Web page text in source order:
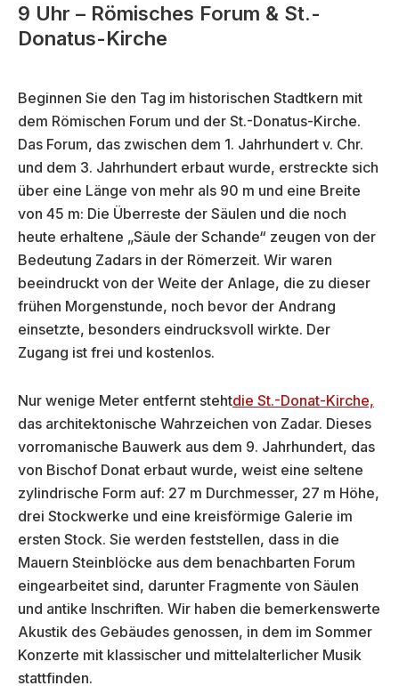
9 Uhr – Römisches Forum & St.-
Donatus-Kirche
Beginnen Sie den Tag im historischen Stadtkern mit
dem Römischen Forum und der St.-Donatus-Kirche.
Das Forum, das zwischen dem 1. Jahrhundert v. Chr.
und dem 3. Jahrhundert erbaut wurde, erstreckte sich
über eine Länge von mehr als 90 m und eine Breite
von 45 m: Die Überreste der Säulen und die noch
heute erhaltene „Säule der Schande“ zeugen von der
Bedeutung Zadars in der Römerzeit. Wir waren
beeindruckt von der Weite der Anlage, die zu dieser
frühen Morgenstunde, noch bevor der Andrang
einsetzte, besonders eindrucksvoll wirkte. Der
Zugang ist frei und kostenlos.
Nur wenige Meter entfernt stehtdie St.-Donat-Kirche,
das architektonische Wahrzeichen von Zadar. Dieses
vorromanische Bauwerk aus dem 9. Jahrhundert, das
von Bischof Donat erbaut wurde, weist eine seltene
zylindrische Form auf: 27 m Durchmesser, 27 m Höhe,
drei Stockwerke und eine kreisförmige Galerie im
ersten Stock. Sie werden feststellen, dass in die
Mauern Steinblöcke aus dem benachbarten Forum
eingearbeitet sind, darunter Fragmente von Säulen
und antike Inschriften. Wir haben die bemerkenswerte
Akustik des Gebäudes genossen, in dem im Sommer
Konzerte mit klassischer und mittelalterlicher Musik
stattfinden.